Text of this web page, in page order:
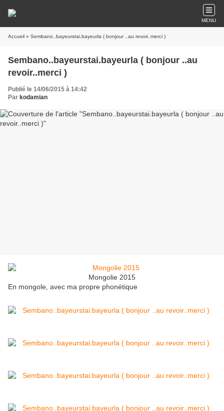
MENU
Accueil » Sembano..bayeurstai.bayeurla ( bonjour ..au revoir..merci )
Sembano..bayeurstai.bayeurla ( bonjour ..au
revoir..merci )
Publié le 14/06/2015 à 14:42
Par kodamian
Mongolie 2015
En mongole, avec ma propre phonétique